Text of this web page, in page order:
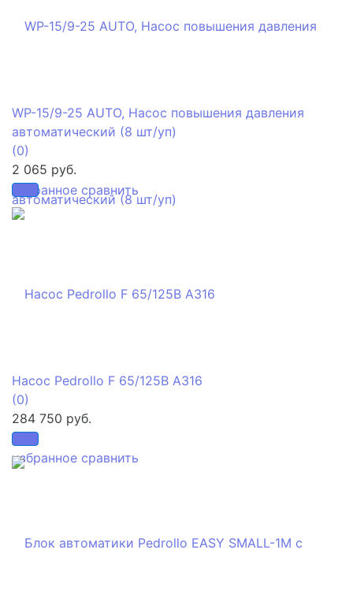
избранное сравнить
WP-15/9-25 AUTO, Насос повышения давления
автоматический (8 шт/уп)
(0)
2 065 руб.
избранное сравнить
Насос Pedrollo F 65/125B A316
(0)
284 750 руб.